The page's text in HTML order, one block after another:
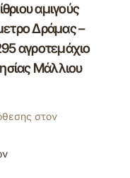
αμιγούς
Δράμας –
αγροτεμάχιο
Μάλλιου
στον